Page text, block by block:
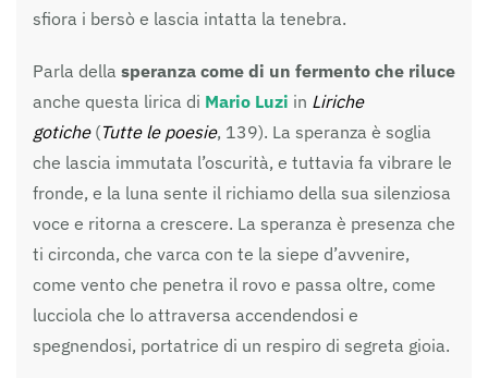
sfiora i bersò e lascia intatta la tenebra.
Parla della speranza come di un fermento che riluce
anche questa lirica di Mario Luzi in Liriche
gotiche(Tutte le poesie, 139). La speranza è soglia
che lascia immutata l’oscurità, e tuttavia fa vibrare le
fronde, e la luna sente il richiamo della sua silenziosa
voce e ritorna a crescere. La speranza è presenza che
ti circonda, che varca con te la siepe d’avvenire,
come vento che penetra il rovo e passa oltre, come
lucciola che lo attraversa accendendosi e
spegnendosi, portatrice di un respiro di segreta gioia.